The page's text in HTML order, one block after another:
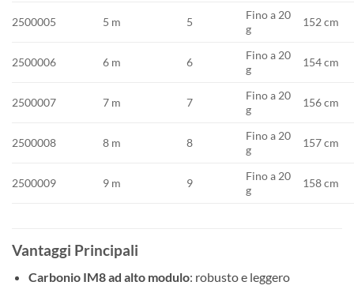
2500005 5 m 5
Fino a 20
g
152 cm
2500006 6 m 6
Fino a 20
g
154 cm
2500007 7 m 7
Fino a 20
g
156 cm
2500008 8 m 8
Fino a 20
g
157 cm
2500009 9 m 9
Fino a 20
g
158 cm
Vantaggi Principali
Carbonio IM8 ad alto modulo: robusto e leggero